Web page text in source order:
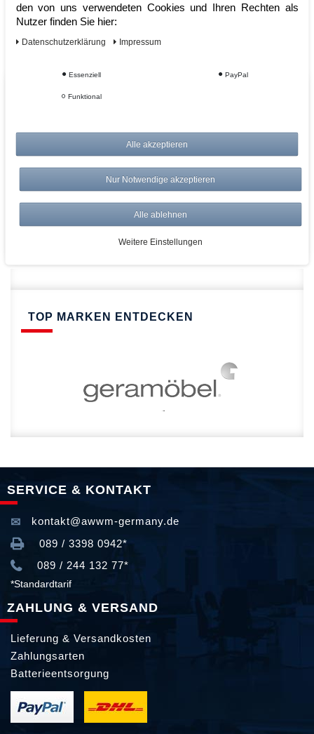
Sofort lieferbar
Vom Profi für Profis - Ihre Vorteile
Versandkostenfrei ab 150€
Risikolos: 14 Tage Rückgabe
Über 20.000 Artikel
Schnelle Lieferung
TOP MARKEN ENTDECKEN
SERVICE & KONTAKT
kontakt@awwm-germany.de
089 / 3398 0942*
089 / 244 132 77*
*Standardtarif
ZAHLUNG & VERSAND
Lieferung & Versandkosten
Zahlungsarten
Batterieentsorgung
den von uns verwendeten Cookies und Ihren Rechten als
Nutzer finden Sie hier:
Daten­schutz­erklärung Impressum
Essenziell PayPal
Funktional
Alle akzeptieren
Nur Notwendige akzeptieren
Alle ablehnen
Weitere Einstellungen